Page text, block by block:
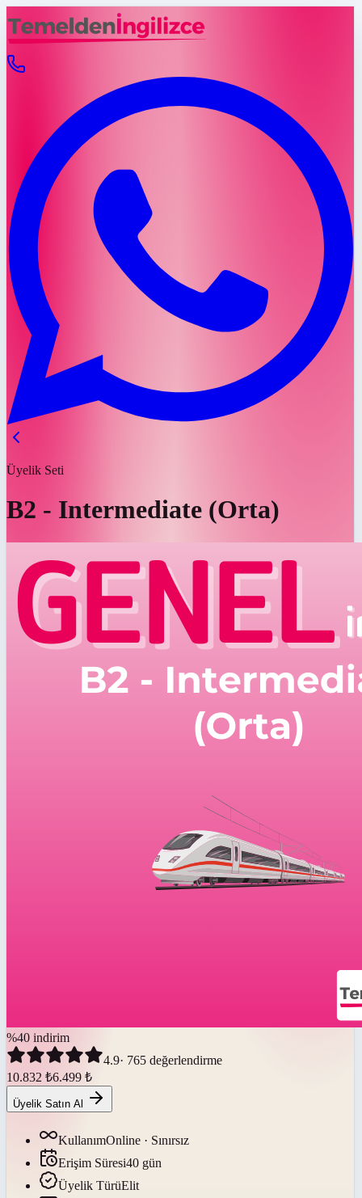
Üyelik Seti
B2 - Intermediate (Orta)
%40 indirim
4.9· 765 değerlendirme
10.832 ₺6.499 ₺
Üyelik Satın Al
KullanımOnline · Sınırsız
Erişim Süresi40 gün
Üyelik TürüElit